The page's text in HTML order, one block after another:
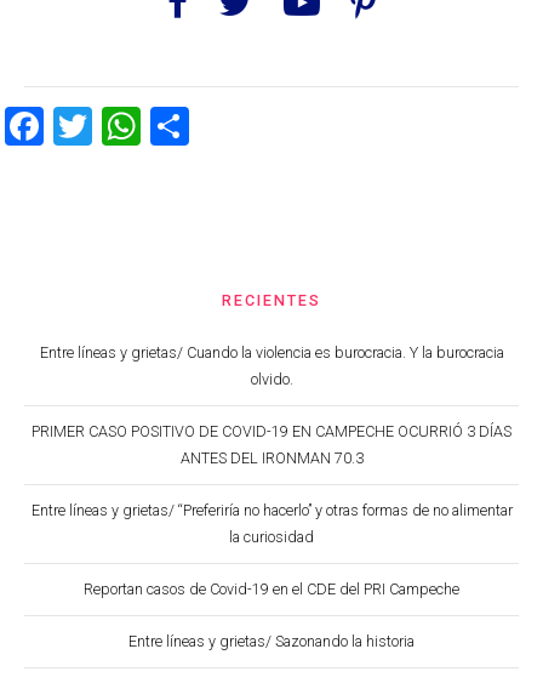
Facebook
TwitterWhatsApp
RECIENTES
Entre líneas y grietas/ Cuando la violencia es burocracia. Y la burocracia
olvido.
PRIMER CASO POSITIVO DE COVID-19 EN CAMPECHE OCURRIÓ 3 DÍAS
ANTES DEL IRONMAN 70.3
Entre líneas y grietas/ “Preferiría no hacerlo” y otras formas de no alimentar
la curiosidad
Reportan casos de Covid-19 en el CDE del PRI Campeche
Entre líneas y grietas/ Sazonando la historia